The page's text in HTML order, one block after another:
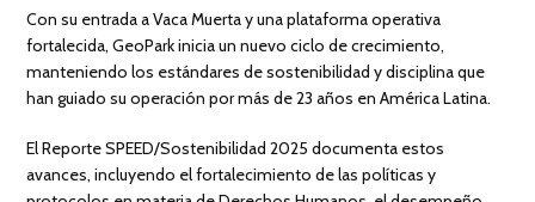
Con su entrada a Vaca Muerta y una plataforma operativa
fortalecida, GeoPark inicia un nuevo ciclo de crecimiento,
manteniendo los estándares de sostenibilidad y disciplina que
han guiado su operación por más de 23 años en América Latina.
El Reporte SPEED/Sostenibilidad 2025 documenta estos
avances, incluyendo el fortalecimiento de las políticas y